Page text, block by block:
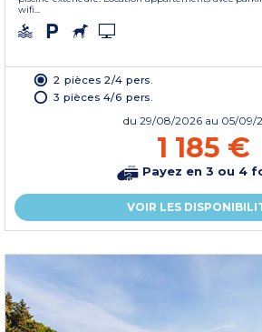
wifi...
2 pièces 2/4 pers.
3 pièces 4/6 pers.
du 29/08/2026 au 05/09/
1 185 €
Payez en 3 ou 4
VOIR LES